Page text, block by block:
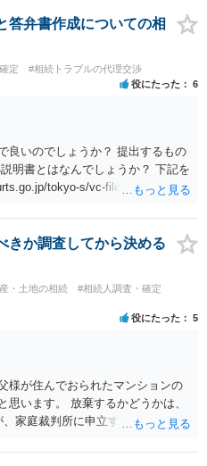
答弁書作成についての相
定 #相続トラブルの代理交渉
役にたった 6
良いのでしょうか？ 提出するもの
明書とはなんでしょうか？ 下記を
tokyo-s/vc-files/tokyo-s/file/
きか調査してから決める
・土地の相続
#相続人調査・確定
役にたった 5
様が住んでおられたマンションの
います。 放棄するかどうかは、
家庭裁判所に申立すれば3カ月の
ます。 銀行やサラ金が数年も放置